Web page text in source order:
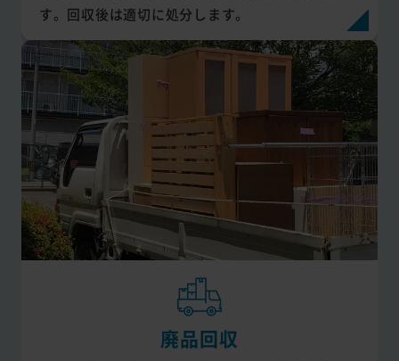
す。回収後は適切に処分します。
廃品回収